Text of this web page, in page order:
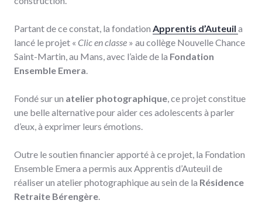
Partant de ce constat, la fondation Apprentis d’Auteuil a
lancé le projet « Clic en classe » au collège Nouvelle Chance
Saint-Martin, au Mans, avec l’aide de la Fondation
Ensemble Emera.
Fondé sur un atelier photographique, ce projet constitue
une belle alternative pour aider ces adolescents à parler
d’eux, à exprimer leurs émotions.
Outre le soutien financier apporté à ce projet, la Fondation
Ensemble Emera a permis aux Apprentis d’Auteuil de
réaliser un atelier photographique au sein de la Résidence
Retraite Bérengère.